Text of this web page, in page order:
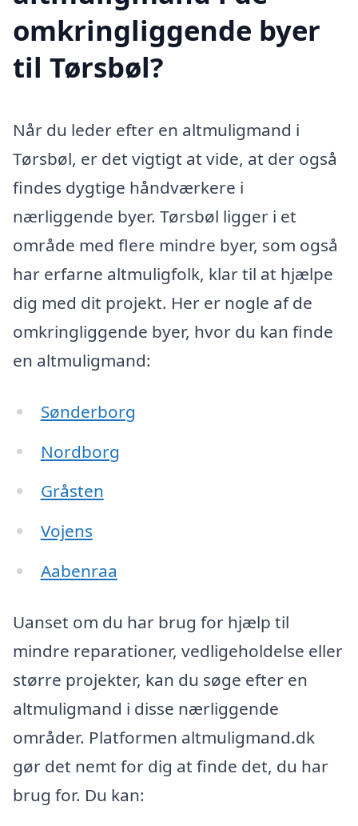
omkringliggende byer
til Tørsbøl?
Når du leder efter en altmuligmand i
Tørsbøl, er det vigtigt at vide, at der også
findes dygtige håndværkere i
nærliggende byer. Tørsbøl ligger i et
område med flere mindre byer, som også
har erfarne altmuligfolk, klar til at hjælpe
dig med dit projekt. Her er nogle af de
omkringliggende byer, hvor du kan finde
en altmuligmand:
Sønderborg
Nordborg
Gråsten
Vojens
Aabenraa
Uanset om du har brug for hjælp til
mindre reparationer, vedligeholdelse eller
større projekter, kan du søge efter en
altmuligmand i disse nærliggende
områder. Platformen altmuligmand.dk
gør det nemt for dig at finde det, du har
brug for. Du kan: